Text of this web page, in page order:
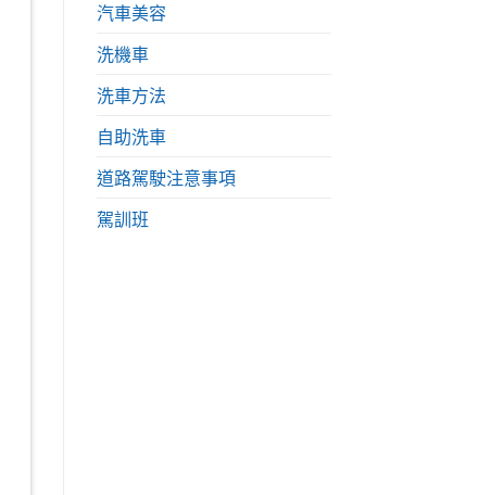
汽車美容
洗機車
洗車方法
自助洗車
道路駕駛注意事項
駕訓班